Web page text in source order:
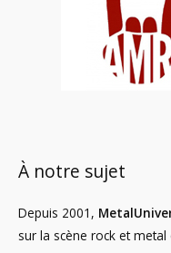
À notre sujet
Depuis 2001,
sur la scène rock et